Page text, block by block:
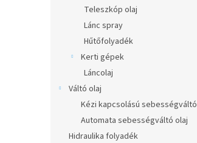
Teleszkóp olaj
Lánc spray
Hűtőfolyadék
Kerti gépek
Láncolaj
Váltó olaj
Kézi kapcsolású sebességváltó
Automata sebességváltó olaj
Hidraulika folyadék